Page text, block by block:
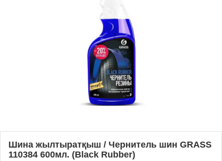
Шина жылтыратқыш / Чернитель шин GRASS
110384 600мл. (Black Rubber)